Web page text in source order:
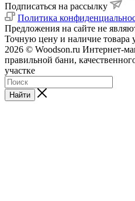
Подписаться на рассылку
Политика
Предложения на сайте не
Точную цену и наличие товара
2026 © Woodson.ru Интернет-
правильной бани,
участке
Найти